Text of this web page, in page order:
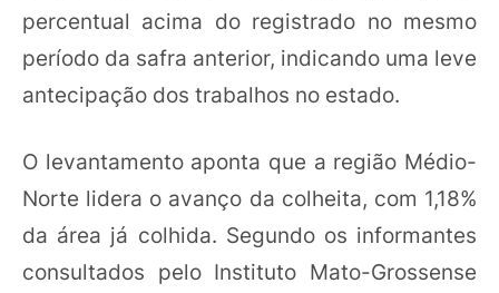
percentual acima do registrado no mesmo
período da safra anterior, indicando uma leve
antecipação dos trabalhos no estado.
O levantamento aponta que a região Médio-
Norte lidera o avanço da colheita, com 1,18%
da área já colhida. Segundo os informantes
consultados pelo Instituto Mato-Grossense